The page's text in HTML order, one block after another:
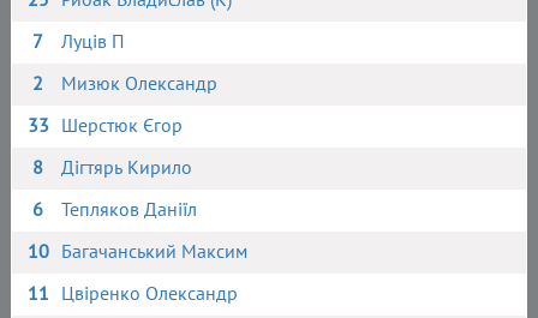
7
Луців П
2
Мизюк Олександр
33 Шерстюк Єгор
8
Дігтярь Кирило
6
Тепляков Даніїл
10 Багачанський Максим
11 Цвіренко Олександр